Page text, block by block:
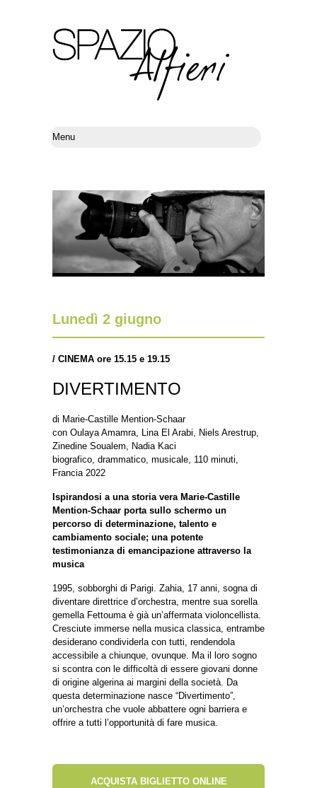
Lunedì 2 giugno
/ CINEMA ore 15.15 e 19.15
DIVERTIMENTO
di Marie-Castille Mention-Schaar
con Oulaya Amamra, Lina El Arabi, Niels Arestrup,
Zinedine Soualem, Nadia Kaci
biografico, drammatico, musicale, 110 minuti,
Francia 2022
Ispirandosi a una storia vera Marie-Castille
Mention-Schaar porta sullo schermo un
percorso di determinazione, talento e
cambiamento sociale; una potente
testimonianza di emancipazione attraverso la
musica
1995, sobborghi di Parigi. Zahia, 17 anni, sogna di
diventare direttrice d’orchestra, mentre sua sorella
gemella Fettouma è già un’affermata violoncellista.
Cresciute immerse nella musica classica, entrambe
desiderano condividerla con tutti, rendendola
accessibile a chiunque, ovunque. Ma il loro sogno
si scontra con le difficoltà di essere giovani donne
di origine algerina ai margini della società. Da
questa determinazione nasce “Divertimento”,
un’orchestra che vuole abbattere ogni barriera e
offrire a tutti l’opportunità di fare musica.
ACQUISTA BIGLIETTO ONLINE